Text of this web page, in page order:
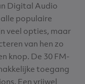
Digital Audio
populaire
veel opties, maar
van hen zo
knop. De 30 FM-
toegang
Een vrijwel